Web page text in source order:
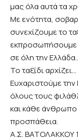
μας όλα αυτά τα
Με ενότητα,
συνεχίζουμε το
εκπροσωπήσουμε
σε όλη την
Το ταξίδι
Ευχαριστούμε
όλους τους
και κάθε άνθρωπο
προσπάθεια.
Α.Σ. ΒΑΤΟΛΑΚΚΟΥ